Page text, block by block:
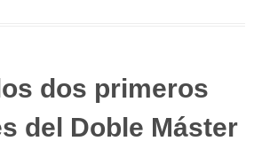
dos primeros
del Doble Máster